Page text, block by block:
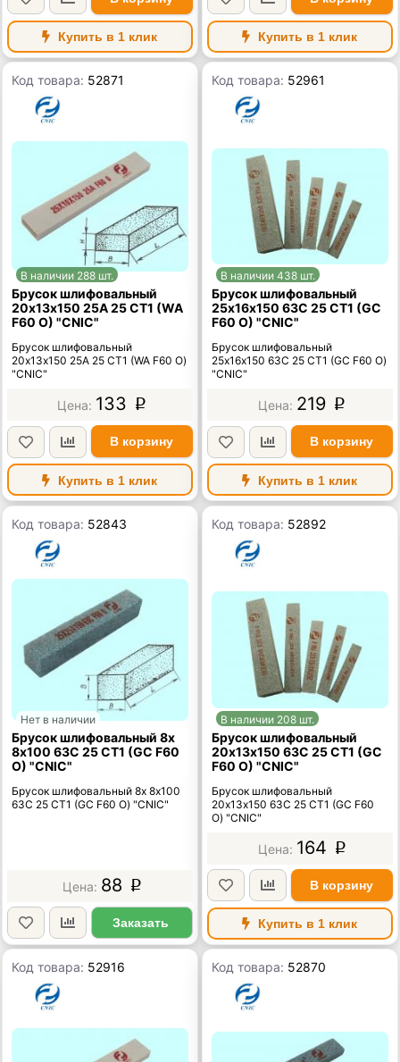
Купить в 1 клик Купить в 1 клик
Код товара: 52871
В наличии 288 шт.
Брусок шлифовальный
20х13х150 25А 25 СТ1 (WA
F60 O) "CNIC"
Брусок шлифовальный
20х13х150 25А 25 СТ1 (WA F60 O)
"CNIC"
133 p
В корзину
Купить в 1 клик
Код товара: 52961
В наличии 438 шт.
Брусок шлифовальный
25х16х150 63C 25 СТ1 (GC
F60 O) "CNIC"
Брусок шлифовальный
25х16х150 63C 25 СТ1 (GC F60 O)
"CNIC"
219 p
В корзину
Купить в 1 клик
Код товара: 52843
Нет в наличии
Брусок шлифовальный 8х
8х100 63C 25 СТ1 (GC F60
O) "CNIC"
Брусок шлифовальный 8х 8х100
63C 25 СТ1 (GC F60 O) "CNIC"
88 p
Заказать
Код товара: 52892
В наличии 208 шт.
Брусок шлифовальный
20х13х150 63C 25 СТ1 (GC
F60 O) "CNIC"
Брусок шлифовальный
20х13х150 63C 25 СТ1 (GC F60
O) "CNIC"
164 p
В корзину
Купить в 1 клик
Код товара: 52916 Код товара: 52870